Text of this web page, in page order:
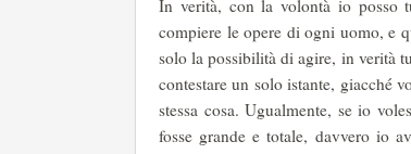
In verità, con la volontà io posso
compiere le opere di ogni uomo, e
solo la possibilità di agire, in verità
contestare un solo istante, giacché
stessa cosa. Ugualmente, se io
fosse grande e totale, davvero io